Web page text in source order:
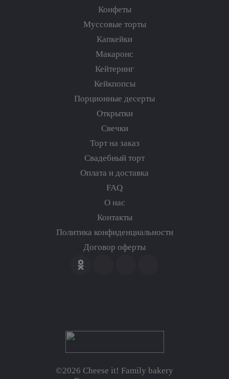
©2026 Cheese it! Family bakery
Конфеты
Муссовые торты
Капкейки
Макаронс
Кейтеринг
Кейкпопсы
Порционные десерты
Открытки
Свечки
Торт на заказ
Свадебный торт
Оплата и доставка
FAQ
О нас
Контакты
Политика конфиденциальности
Договор оферты